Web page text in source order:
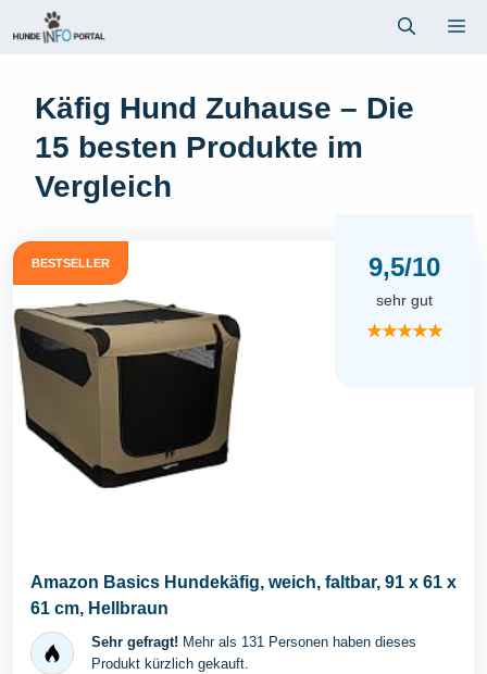
Inhalt
Käfig Hund Zuhause – Die
15 besten Produkte im
Vergleich
BESTSELLER 9,5/10
sehr gut
★★★★★
Amazon Basics Hundekäfig, weich, faltbar, 91 x 61 x
61 cm, Hellbraun
Sehr gefragt! Mehr als 131 Personen haben dieses
Produkt kürzlich gekauft.